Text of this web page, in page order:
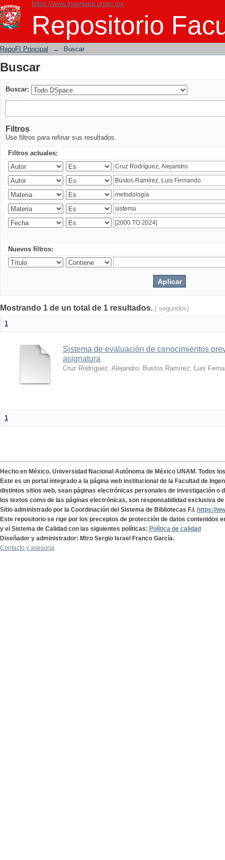
https://www.ingenieria.unam.mx
Repositorio
Buscar
RepoFI Principal → Buscar
Buscar
Buscar:
Filtros
Use filtros para refinar sus resultados.
Filtros actuales:
Nuevos filtros:
Mostrando 1 de un total de 1 resultados. ( segundos)
1
Sistema de evaluación de conocimientos
asignatura
Cruz Rodríguez, Alejandro; Bustos Ramírez, Luis
1
Hecho en México. Universidad Nacional Autónoma de México UNAM. Todos
Este es un portal integrado a la página web institucional de la Facultad de
distintos sitios web, sean páginas electrónicas personales de investigación o
los textos como de las páginas electrónicas, son responsabilidad exclusiva
Sitio administrado por la Coordinación del Sistema de Bibliotecas F.I. https://
Este repositorio se rige por los preceptos de protección de datos contenidos
y el Sistema de Calidad con las siguientes políticas: Política de calidad
Diseñador y administrador: Mtro Sergio Israel Franco García.
Contacto y asesoría